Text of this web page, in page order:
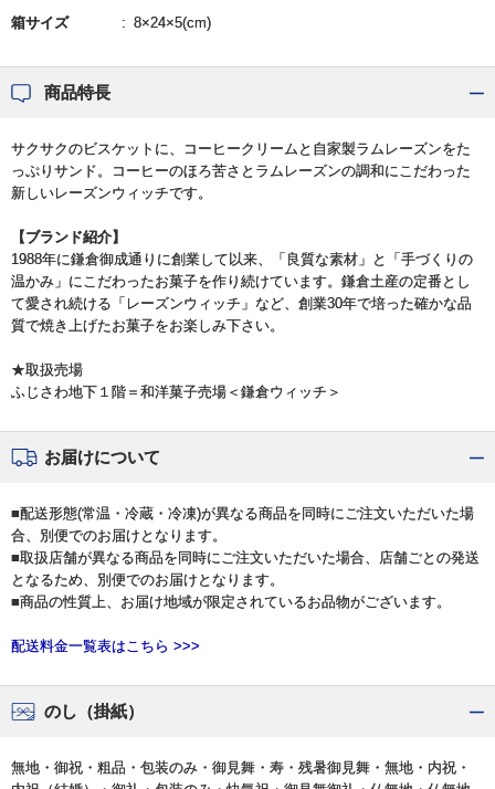
箱サイズ 8×24×5(cm)
商品特長
サクサクのビスケットに、コーヒークリームと自家製ラムレーズンをた
っぷりサンド。コーヒーのほろ苦さとラムレーズンの調和にこだわった
新しいレーズンウィッチです。
【ブランド紹介】
1988年に鎌倉御成通りに創業して以来、「良質な素材」と「手づくりの
温かみ」にこだわったお菓子を作り続けています。鎌倉土産の定番とし
て愛され続ける「レーズンウィッチ」など、創業30年で培った確かな品
質で焼き上げたお菓子をお楽しみ下さい。
★取扱売場
ふじさわ地下１階＝和洋菓子売場＜鎌倉ウィッチ＞
お届けについて
■配送形態(常温・冷蔵・冷凍)が異なる商品を同時にご注文いただいた場
合、別便でのお届けとなります。
■取扱店舗が異なる商品を同時にご注文いただいた場合、店舗ごとの発送
となるため、別便でのお届けとなります。
■商品の性質上、お届け地域が限定されているお品物がございます。
配送料金一覧表はこちら >>>
のし（掛紙）
無地・御祝・粗品・包装のみ・御見舞・寿・残暑御見舞・無地・内祝・